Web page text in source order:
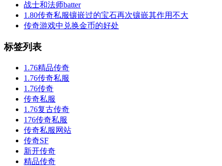
战士和法师batter
1.80传奇私服镶嵌过的宝石再次镶嵌其作用不大
传奇游戏中兑换金币的好处
标签列表
1.76精品传奇
1.76传奇私服
1.76传奇
传奇私服
1.76复古传奇
176传奇私服
传奇私服网站
传奇SF
新开传奇
精品传奇